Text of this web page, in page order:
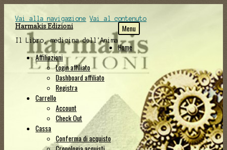
Vai alla navigazione Vai al contenuto
Harmakis Edizioni
Il Libro, medicina dell'Anima
Menu
Home
Affiliazioni
Login affiliato
Dashboard affiliato
Registra
Carrello
Account
Check Out
Cassa
Conferma di acquisto